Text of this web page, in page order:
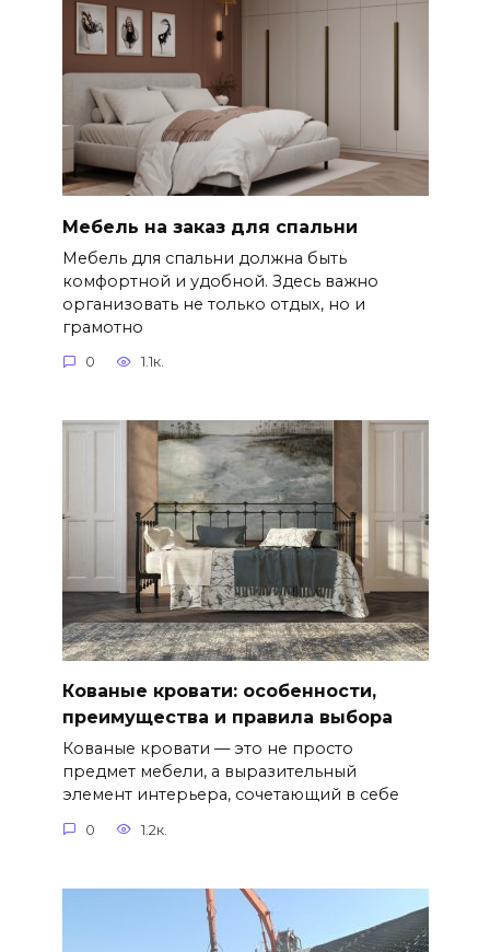
Мебель на заказ для спальни
Мебель для спальни должна быть
комфортной и удобной. Здесь важно
организовать не только отдых, но и
грамотно
0 1.1к.
Кованые кровати: особенности,
преимущества и правила выбора
Кованые кровати — это не просто
предмет мебели, а выразительный
элемент интерьера, сочетающий в себе
0 1.2к.